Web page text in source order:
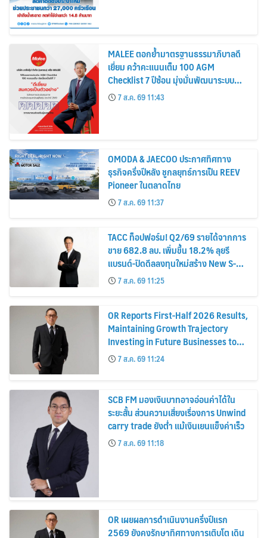
MALEE ตอกย้ำมาตรฐานธรรมาภิบาลดี
เยี่ยม คว้าคะแนนเต็ม 100 AGM
Checklist 7 ปีซ้อน มุ่งมั่นพัฒนาระบบ
กำกับดูกิจการ เพื่อยกระดับสู่มาตรฐาน
สากล
7 ส.ค. 69 11:43
OMODA & JAECOO ประกาศทิศทาง
ธุรกิจครึ่งปีหลัง ชูกลยุทธ์การเป็น REEV
Pioneer ในตลาดไทย
7 ส.ค. 69 11:37
TACC ท็อปฟอร์ม! Q2/69 รายได้จากการ
ขาย 682.8 ลบ. เพิ่มขึ้น 18.2% ลุยรี
แบรนด์-ปิดดีลลงทุนใหม่สร้าง New S-
Curve หนุนอนาคตเติบโตยั่งยืน
7 ส.ค. 69 11:25
OR Reports First-Half 2026 Results,
Maintaining Growth Trajectory
Investing in Future Businesses to
Strengthen Long-Term Growth
7 ส.ค. 69 11:24
SCB FM มองเงินบาทอาจอ่อนค่าได้ใน
ระยะสั้น ส่วนความเสี่ยงเรื่องการ Unwind
carry trade ยังต่ำ แม้เงินเยนแข็งค่าเร็ว
7 ส.ค. 69 11:18
OR เผยผลการดำเนินงานครึ่งปีแรก
2569 ยังคงรักษาทิศทางการเติบโต เดิน